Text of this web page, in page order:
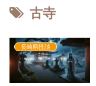
古寺
長崎県怪談